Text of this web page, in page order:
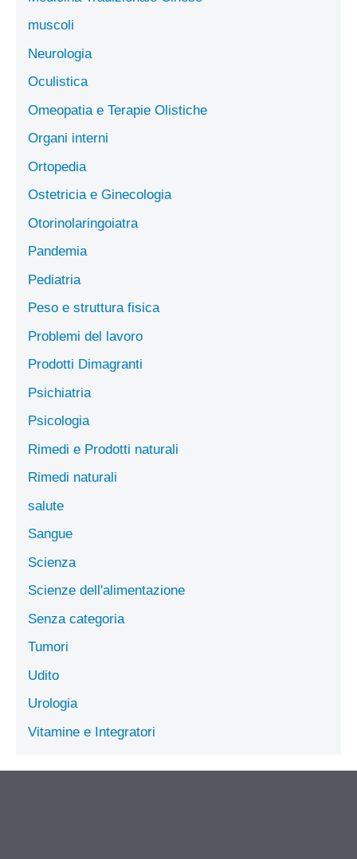
muscoli
Neurologia
Oculistica
Omeopatia e Terapie Olistiche
Organi interni
Ortopedia
Ostetricia e Ginecologia
Otorinolaringoiatra
Pandemia
Pediatria
Peso e struttura fisica
Problemi del lavoro
Prodotti Dimagranti
Psichiatria
Psicologia
Rimedi e Prodotti naturali
Rimedi naturali
salute
Sangue
Scienza
Scienze dell'alimentazione
Senza categoria
Tumori
Udito
Urologia
Vitamine e Integratori